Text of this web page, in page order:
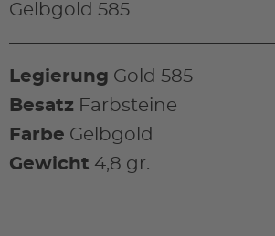
Gelbgold 585
Legierung Gold 585
Besatz Farbsteine
Farbe Gelbgold
Gewicht 4,8 gr.